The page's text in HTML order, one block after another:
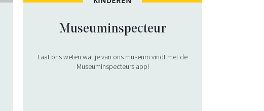
KINDEREN
Museuminspecteur
Laat ons weten wat je van ons museum vindt met de
Museuminspecteurs app!